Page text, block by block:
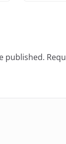
published.